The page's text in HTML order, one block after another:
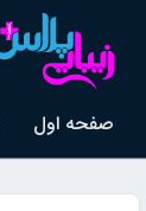
صفحه اول